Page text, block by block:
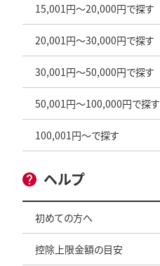
15,001円～20,000円で探す
20,001円～30,000円で探す
30,001円～50,000円で探す
50,001円～100,000円で探す
100,001円～で探す
ヘルプ
初めての方へ
控除上限金額の目安